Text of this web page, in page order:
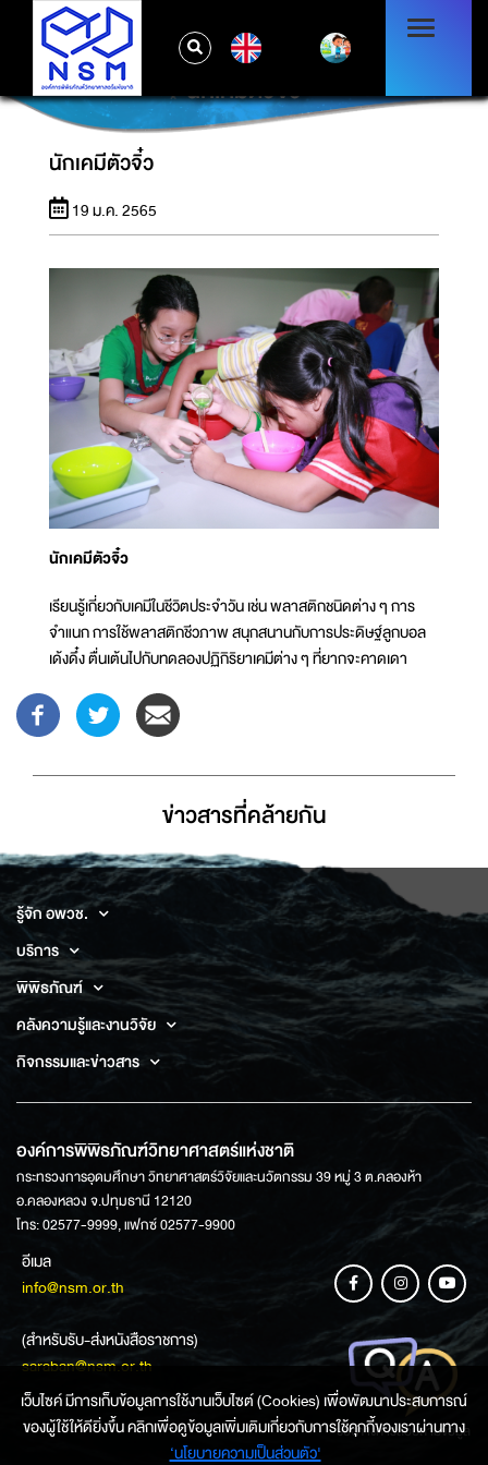
นักเคมีตัวจิ๋ว
นักเคมีตัวจิ๋ว
19 ม.ค. 2565
นักเคมีตัวจิ๋ว
เรียนรู้เกี่ยวกับเคมีในชีวิตประจำวัน เช่น พลาสติกชนิดต่าง ๆ การ
จำแนก การใช้พลาสติกชีวภาพ สนุกสนานกับการประดิษฐ์ลูกบอล
เด้งดึ๋ง ตื่นเต้นไปกับทดลองปฏิกิริยาเคมีต่าง ๆ ที่ยากจะคาดเดา
ข่าวสารที่่คล้ายกัน
รู้จัก อพวช.
บริการ
พิพิธภัณฑ์
คลังความรู้และงานวิจัย
กิจกรรมและข่าวสาร
องค์การพิพิธภัณฑ์วิทยาศาสตร์แห่งชาติ
กระทรวงการอุดมศึกษา วิทยาศาสตร์วิจัยและนวัตกรรม 39 หมู่ 3 ต.คลองห้า
อ.คลองหลวง จ.ปทุมธานี 12120
โทร: 02577-9999, แฟกซ์ 02577-9900
อีเมล
info@nsm.or.th
(สำหรับรับ-ส่งหนังสือราชการ)
saraban@nsm.or.th
ช่องทางการสอบถามข้อมูล
เว็บไซค์ มีการเก็บข้อมูลการใช้งานเว็บไซต์ (Cookies) เพื่อพัฒนาประสบการณ์
ของผู้ใช้ให้ดียิ่งขึ้น คลิกเพื่อดูข้อมูลเพิ่มเติมเกี่ยวกับการใช้คุกกี้ของเราผ่านทาง
‘นโยบายความเป็นส่วนตัว'